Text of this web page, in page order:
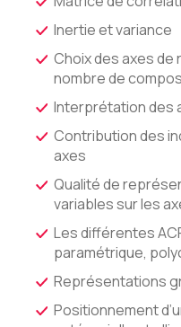
Inertie et variance
Choix des axes
nombre de
Interprétation des
Contribution des
axes
Qualité de
variables sur les
Les différentes
paramétrique,
Représentations
Positionnement